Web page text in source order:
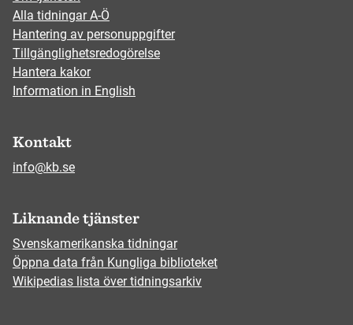
Alla tidningar A-Ö
Hantering av personuppgifter
Tillgänglighetsredogörelse
Hantera kakor
Information in English
Kontakt
info@kb.se
Liknande tjänster
Svenskamerikanska tidningar
Öppna data från Kungliga biblioteket
Wikipedias lista över tidningsarkiv